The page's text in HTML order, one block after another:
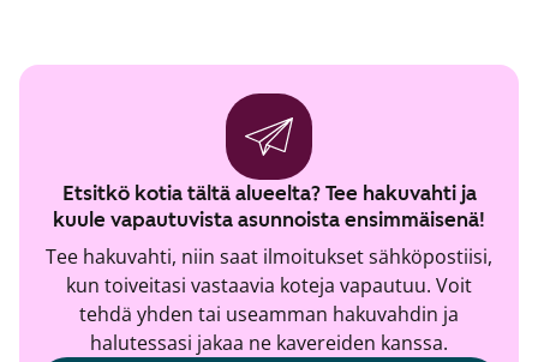
Etsitkö kotia tältä alueelta? Tee hakuvahti ja
kuule vapautuvista asunnoista ensimmäisenä!
Tee hakuvahti, niin saat ilmoitukset sähköpostiisi,
kun toiveitasi vastaavia koteja vapautuu. Voit
tehdä yhden tai useamman hakuvahdin ja
halutessasi jakaa ne kavereiden kanssa.